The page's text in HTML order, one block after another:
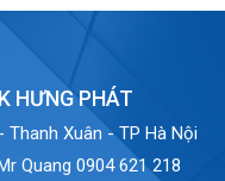
HƯNG PHÁT
Xuân - TP Hà Nội
Quang 0904 621 218